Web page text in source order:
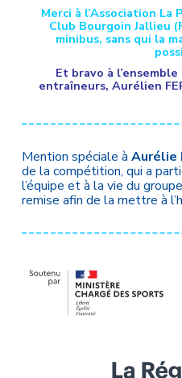
Merci à l’Association
Club Bourgoin Jallieu
minibus, sans qui la
Et bravo à
entraîneurs, Aurélien
Mention spéciale à Aurélie
de la compétition, qui a
l’équipe et à la vie du
remise afin de la mettre à